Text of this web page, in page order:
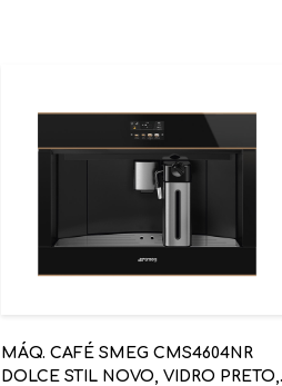
MÁQ. CAFÉ SMEG CMS4604NR
DOLCE STIL NOVO, VIDRO PRETO,